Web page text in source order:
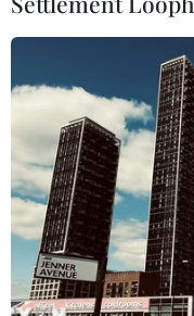
NGHỊ QUYẾT 66:
Chia sẻ dữ liệu
hành, ứng phó
Bãi bỏ một số
không còn phù
Nâng cao hiệu
phạm và vi